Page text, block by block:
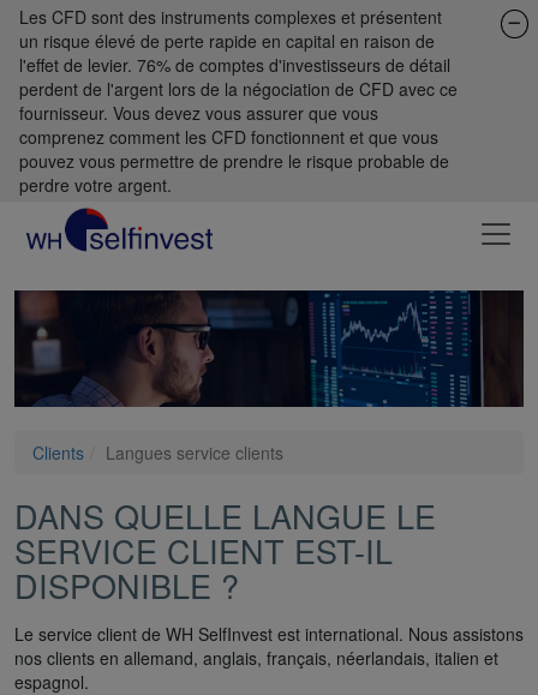
Les CFD sont des instruments complexes et présentent
un risque élevé de perte rapide en capital en raison de
l'effet de levier. 76% de comptes d'investisseurs de détail
perdent de l'argent lors de la négociation de CFD avec ce
fournisseur. Vous devez vous assurer que vous
comprenez comment les CFD fonctionnent et que vous
pouvez vous permettre de prendre le risque probable de
perdre votre argent.
Clients Langues service clients
DANS QUELLE LANGUE LE
SERVICE CLIENT EST-IL
DISPONIBLE ?
Le service client de WH SelfInvest est international. Nous assistons
nos clients en allemand, anglais, français, néerlandais, italien et
espagnol.